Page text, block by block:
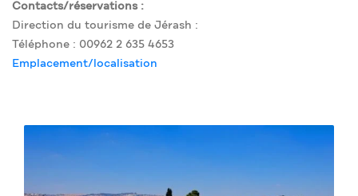
Contacts/réservations :
Direction du tourisme de Jérash :
Téléphone : 00962 2 635 4653
Emplacement/localisation